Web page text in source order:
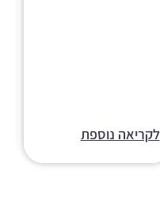
לקריאה נוספת